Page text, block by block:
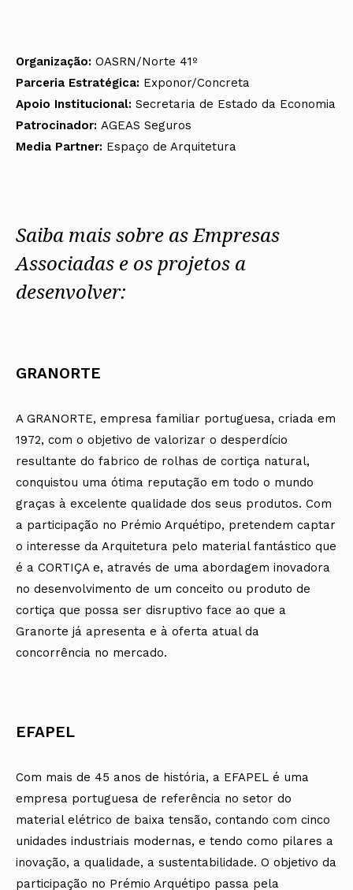
Organização: OASRN/Norte 41º
Parceria Estratégica: Exponor/Concreta
Apoio Institucional: Secretaria de Estado da Economia
Patrocinador: AGEAS Seguros
Media Partner: Espaço de Arquitetura
Saiba mais sobre as Empresas
Associadas e os projetos a
desenvolver:
GRANORTE
A GRANORTE, empresa familiar portuguesa, criada em
1972, com o objetivo de valorizar o desperdício
resultante do fabrico de rolhas de cortiça natural,
conquistou uma ótima reputação em todo o mundo
graças à excelente qualidade dos seus produtos. Com
a participação no Prémio Arquétipo, pretendem captar
o interesse da Arquitetura pelo material fantástico que
é a CORTIÇA e, através de uma abordagem inovadora
no desenvolvimento de um conceito ou produto de
cortiça que possa ser disruptivo face ao que a
Granorte já apresenta e à oferta atual da
concorrência no mercado.
EFAPEL
Com mais de 45 anos de história, a EFAPEL é uma
empresa portuguesa de referência no setor do
material elétrico de baixa tensão, contando com cinco
unidades industriais modernas, e tendo como pilares a
inovação, a qualidade, a sustentabilidade. O objetivo da
participação no Prémio Arquétipo passa pela